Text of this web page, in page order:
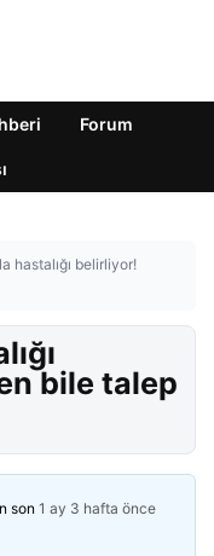
Forum
hastalığı belirliyor!
bile talep
son 1 ay 3 hafta önce